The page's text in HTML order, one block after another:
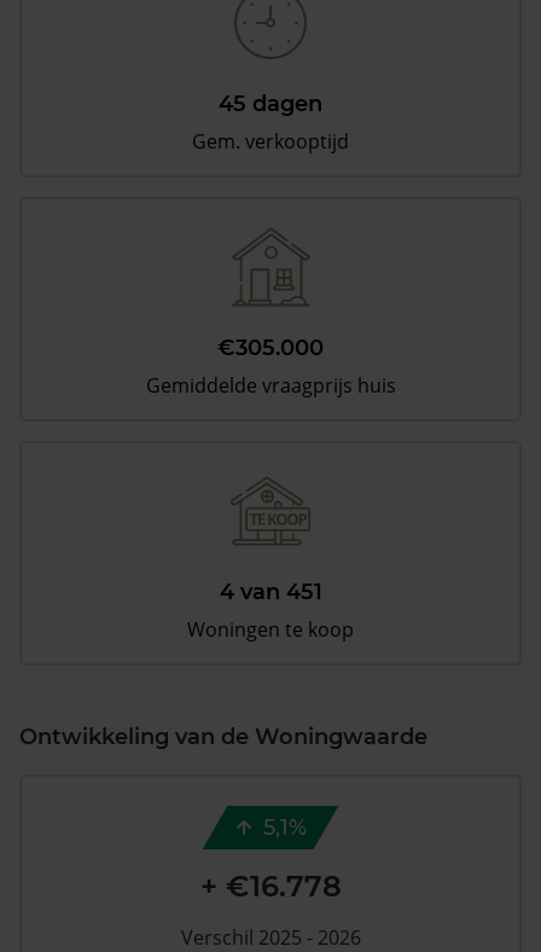
45 dagen
Gem. verkooptijd
€305.000
Gemiddelde vraagprijs huis
4 van 451
Woningen te koop
Ontwikkeling van de Woningwaarde
5,1%
+ €16.778
Verschil 2025 - 2026